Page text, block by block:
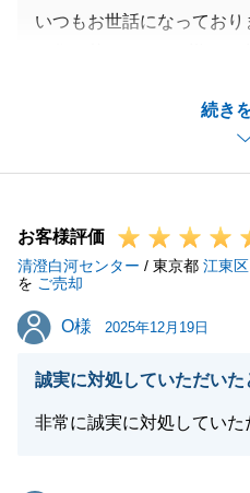
続き
いつもお世話になっており
お住まいに関するお困り
ご質問などがございまし
末筆ながら、N様のご多幸
す。今後とも、何卒よろ
お客様評価
清澄白河センター / 東京都 江東区
を ご売却
O様
O様 2025年12月19日
誠実に対処していただいた
非常に誠実に対処していた